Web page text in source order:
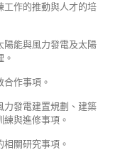
工作的推動與人才的培
陽能與風力發電及太陽
作事項。
力發電建置規劃、建築
與進修事項。
關研究事項。